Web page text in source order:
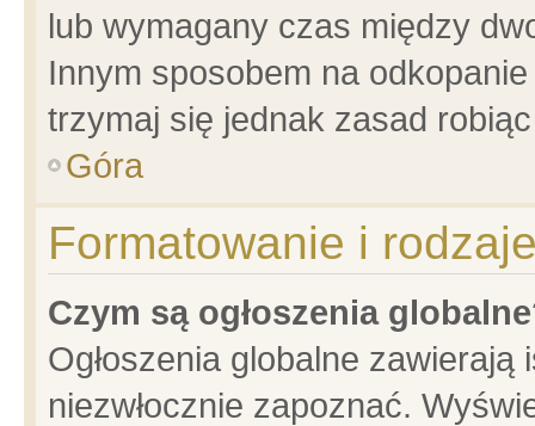
lub wymagany czas między
Innym sposobem na
trzymaj się jednak zasad
Góra
Formatowanie i
Czym są ogłoszenia
Ogłoszenia globalne
niezwłocznie zapoznać.